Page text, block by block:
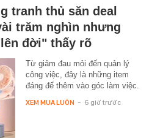
tranh thủ săn deal
trăm nghìn nhưng
đời" thấy rõ
Từ giảm đau mỏi đến quản lý
công việc, đây là những item
đáng để thêm vào góc làm việc.
XEM MUA LUÔN - 6 giờ trước